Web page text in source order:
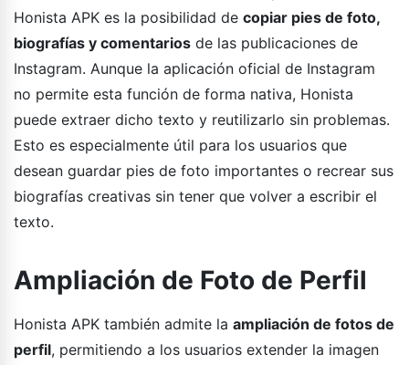
Honista APK es la posibilidad de copiar pies de foto,
biografías y comentarios de las publicaciones de
Instagram. Aunque la aplicación oficial de Instagram
no permite esta función de forma nativa, Honista
puede extraer dicho texto y reutilizarlo sin problemas.
Esto es especialmente útil para los usuarios que
desean guardar pies de foto importantes o recrear sus
biografías creativas sin tener que volver a escribir el
texto.
Ampliación de Foto de Perfil
Honista APK también admite la ampliación de fotos de
perfil, permitiendo a los usuarios extender la imagen